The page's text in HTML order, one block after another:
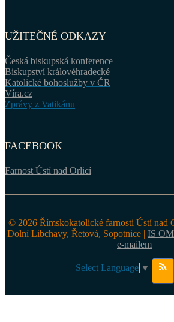
UŽITEČNÉ ODKAZY
Česká biskupská konference
Biskupství královéhradecké
Katolické bohoslužby v ČR
Víra.cz
Zprávy z Vatikánu
FACEBOOK
Farnost Ústí nad Orlicí
© 2026 Římskokatolické farnosti Ústí nad
Dolní Libchavy, Řetová, Sopotnice | IS
e-mailem
Select Language ▼